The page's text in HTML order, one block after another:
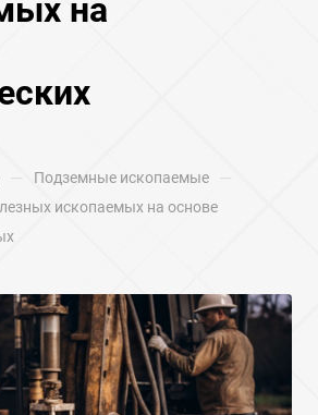
на
— Подземные ископаемые —
ископаемых на основе